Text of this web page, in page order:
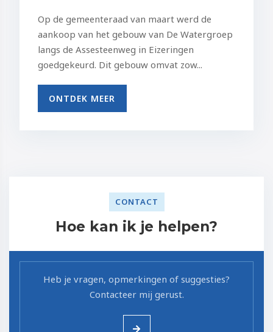
Op de gemeenteraad van maart werd de
aankoop van het gebouw van De Watergroep
langs de Assesteenweg in Eizeringen
goedgekeurd. Dit gebouw omvat zow...
ONTDEK MEER
CONTACT
Hoe kan ik je helpen?
Heb je vragen, opmerkingen of suggesties?
Contacteer mij gerust.